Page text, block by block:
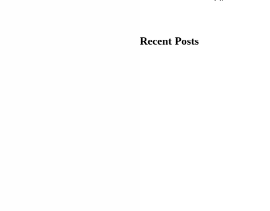
Recent Posts